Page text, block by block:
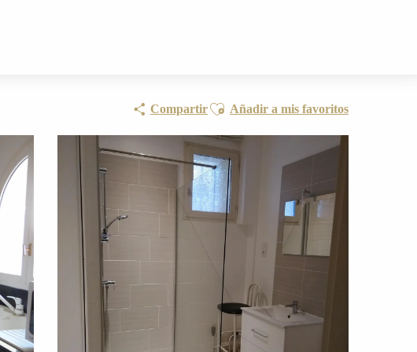
CompartirAjouter aux favoris
Añadir a mis favoritos